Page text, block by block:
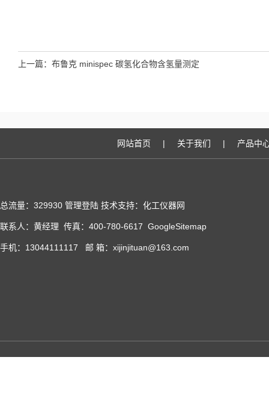
上一篇： 布鲁克 minispec 碳氢化合物含氢量测定
网站首页 | 关于我们 | 产品中
总流量：329930 管理登陆 技术支持：化工仪器网
联系人：黄经理 传真：400-780-6617 GoogleSitemap
手机：13044111117 邮 箱：xijinjituan@163.com